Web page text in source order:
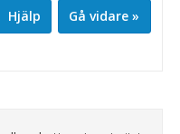
Hjälp